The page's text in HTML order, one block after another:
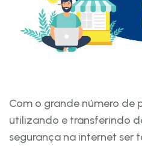
Com o grande número de
utilizando e transferindo
segurança na internet ser